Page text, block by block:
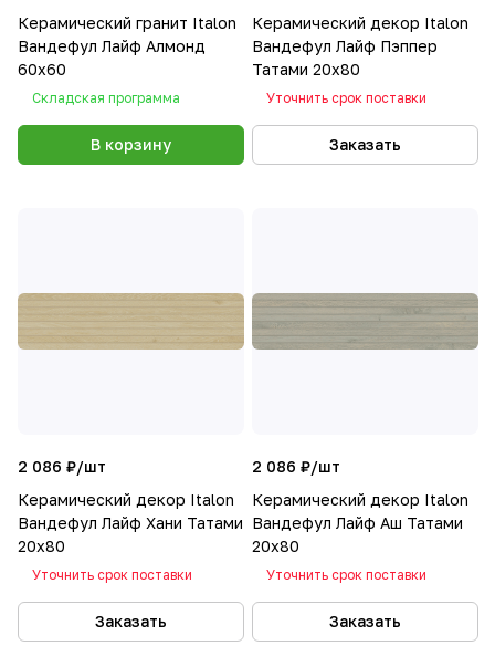
Керамический гранит Italon
Вандефул Лайф Алмонд
60x60
Складская программа
В корзину
Керамический декор Italon
Вандефул Лайф Пэппер
Татами 20х80
Уточнить срок поставки
Заказать
2 086 ₽/шт
Керамический декор Italon
Вандефул Лайф Хани Татами
20х80
Уточнить срок поставки
Заказать
2 086 ₽/шт
Керамический декор Italon
Вандефул Лайф Аш Татами
20х80
Уточнить срок поставки
Заказать